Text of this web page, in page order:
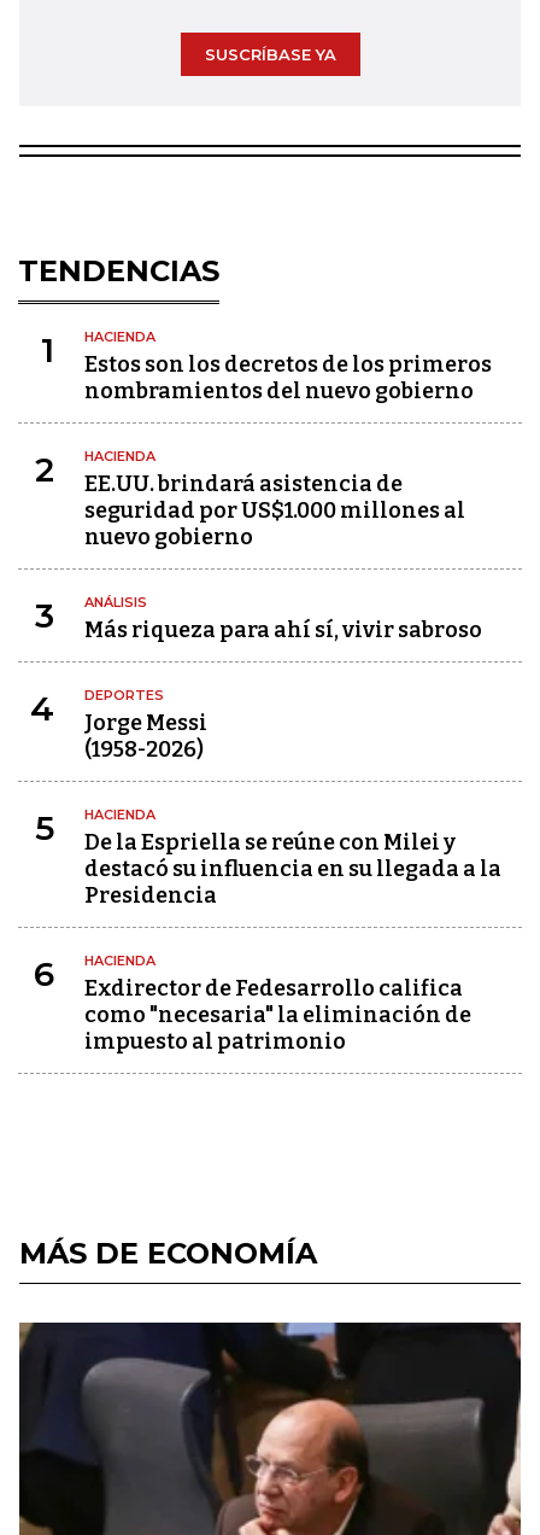
SUSCRÍBASE YA
TENDENCIAS
1 HACIENDA
Estos son los decretos de los primeros
nombramientos del nuevo gobierno
2 HACIENDA
EE.UU. brindará asistencia de
seguridad por US$1.000 millones al
nuevo gobierno
3 ANÁLISIS
Más riqueza para ahí sí, vivir sabroso
4 DEPORTES
Jorge Messi
(1958-2026)
5 HACIENDA
De la Espriella se reúne con Milei y
destacó su influencia en su llegada a la
Presidencia
6 HACIENDA
Exdirector de Fedesarrollo califica
como "necesaria" la eliminación de
impuesto al patrimonio
MÁS DE ECONOMÍA